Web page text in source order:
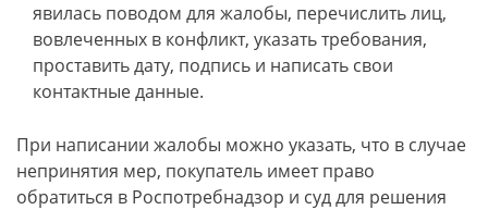
явилась поводом для жалобы, перечислить лиц,
вовлеченных в конфликт, указать требования,
проставить дату, подпись и написать свои
контактные данные.
При написании жалобы можно указать, что в случае
непринятия мер, покупатель имеет право
обратиться в Роспотребнадзор и суд для решения